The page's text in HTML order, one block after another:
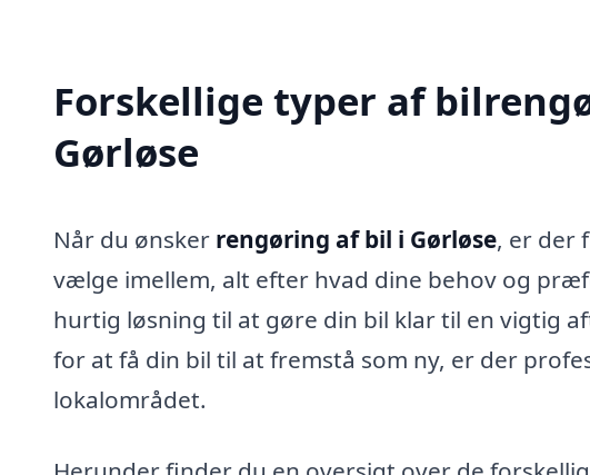
Forskellige typer af
Gørløse
Når du ønsker rengøring af bil i Gørløse, er der
vælge imellem, alt efter hvad dine behov og
hurtig løsning til at gøre din bil klar til en vigtig
for at få din bil til at fremstå som ny, er der
lokalområdet.